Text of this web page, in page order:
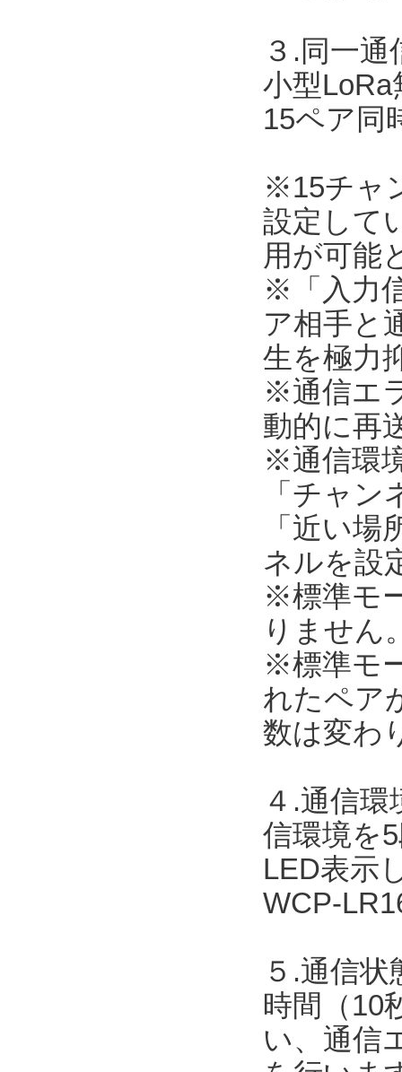
３.同一
小型
15ペア同
※15チャ
設定して
用が可能
※「入力
ア相手と
生を極力
※通信エ
動的に再
※通信環
「チャ
「近い
ネルを設
※標準モ
りません
※標準モ
れたペア
数は変わ
４.通信
信環境を
LED表示
WCP-
５.通信
時間（10
い、通信